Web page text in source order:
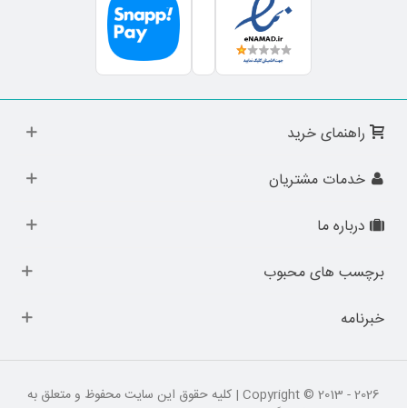
راهنمای خرید
خدمات مشتریان
درباره ما
برچسب های محبوب
خبرنامه
Copyright © 2013 - 2026 | کلیه حقوق این سایت محفوظ و متعلق به